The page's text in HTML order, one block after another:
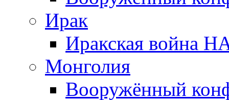
Ирак
Иракская война
Монголия
Вооружённый